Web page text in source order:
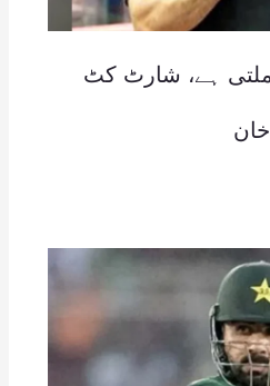
ہے، شارٹ کٹ